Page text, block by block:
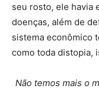
seu rosto, ele havia
doenças, além de
sistema econômico
como toda distopia,
Não temos mais o